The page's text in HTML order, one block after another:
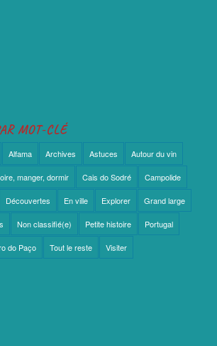
MOT-CLÉ
Alfama Archives Astuces Autour du vin
manger, dormir Cais do Sodré Campolide
Découvertes En ville Explorer Grand large
Non classifié(e) Petite histoire Portugal
do Paço Tout le reste Visiter